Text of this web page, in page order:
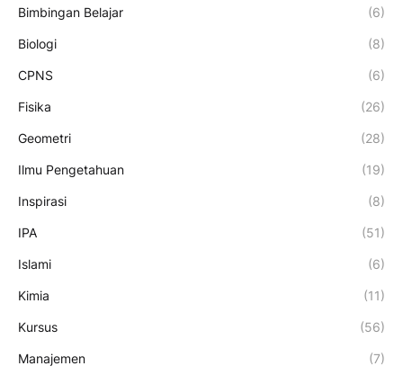
Bimbingan Belajar (6)
Biologi (8)
CPNS (6)
Fisika (26)
Geometri (28)
Ilmu Pengetahuan (19)
Inspirasi (8)
IPA (51)
Islami (6)
Kimia (11)
Kursus (56)
Manajemen (7)